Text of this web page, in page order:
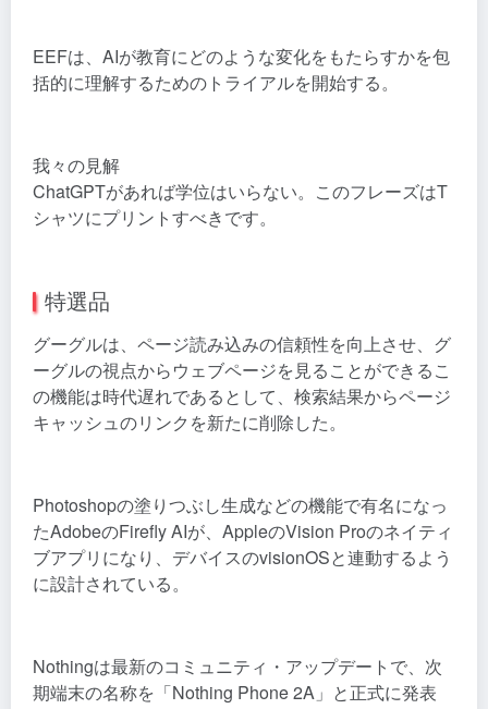
EEFは、AIが教育にどのような変化をもたらすかを包
括的に理解するためのトライアルを開始する。
我々の見解
ChatGPTがあれば学位はいらない。このフレーズはT
シャツにプリントすべきです。
特選品
グーグルは、ページ読み込みの信頼性を向上させ、グ
ーグルの視点からウェブページを見ることができるこ
の機能は時代遅れであるとして、検索結果からページ
キャッシュのリンクを新たに削除した。
Photoshopの塗りつぶし生成などの機能で有名になっ
たAdobeのFirefly AIが、AppleのVision Proのネイティ
ブアプリになり、デバイスのvisionOSと連動するよう
に設計されている。
Nothingは最新のコミュニティ・アップデートで、次
期端末の名称を「Nothing Phone 2A」と正式に発表